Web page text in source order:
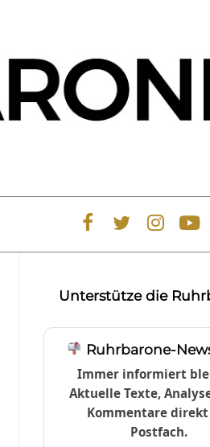
Unterstütze die
Ruhrbarone-
Immer informiert
Aktuelle Texte,
Kommentare
Postfach.